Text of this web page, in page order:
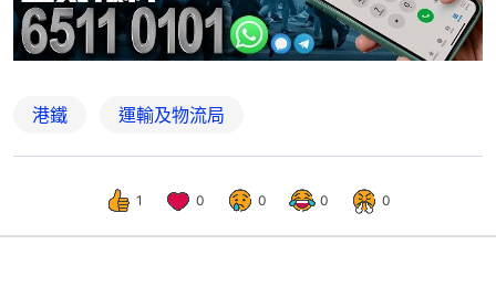
港鐵 運輸及物流局
1 0 0 0 0